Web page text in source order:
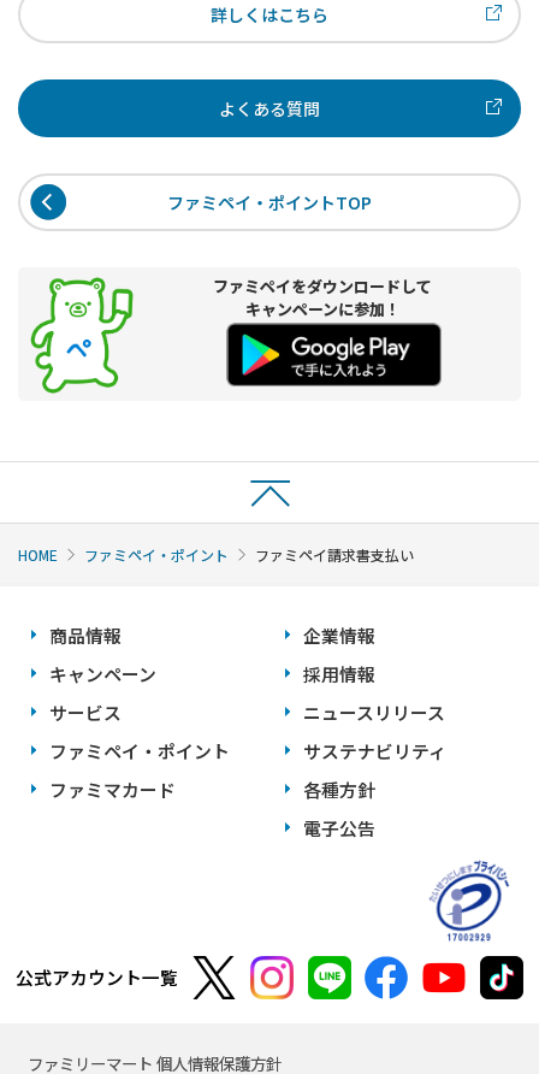
詳しくはこちら
よくある質問
ファミペイ・ポイントTOP
ファミペイをダウンロードして
キャンペーンに参加！
HOME ファミペイ・ポイント ファミペイ請求書支払い
商品情報
キャンペーン
サービス
ファミペイ・ポイント
ファミマカード
企業情報
採用情報
ニュースリリース
サステナビリティ
各種方針
電子公告
公式アカウント一覧
ファミリーマート 個人情報保護方針